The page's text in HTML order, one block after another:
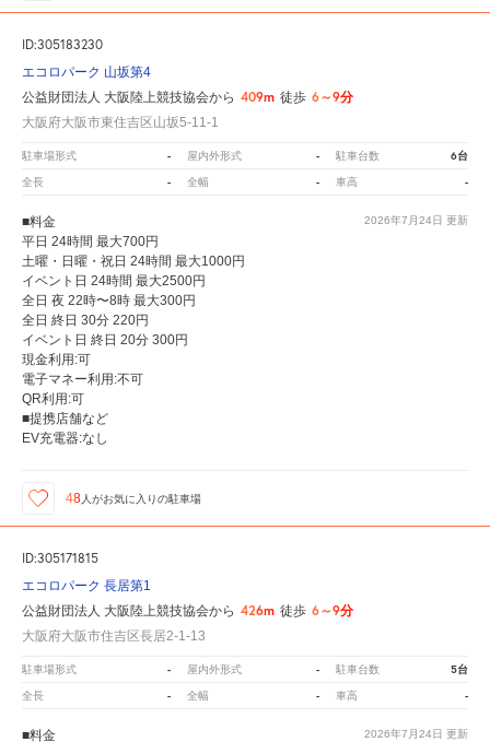
ID:305183230
エコロパーク 山坂第4
公益財団法人 大阪陸上競技協会から 409m 徒歩 6～9分
大阪府大阪市東住吉区山坂5-11-1
駐車場形式 - 屋内外形式 - 駐車台数 6台
全長 - 全幅 - 車高 -
2026年7月24日 更新
■料金
平日 24時間 最大700円
土曜・日曜・祝日 24時間 最大1000円
イベント日 24時間 最大2500円
全日 夜 22時〜8時 最大300円
全日 終日 30分 220円
イベント日 終日 20分 300円
現金利用:可
電子マネー利用:不可
QR利用:可
■提携店舗など
EV充電器:なし
48 人がお気に入りの駐車場
ID:305171815
エコロパーク 長居第1
公益財団法人 大阪陸上競技協会から 426m 徒歩 6～9分
大阪府大阪市住吉区長居2-1-13
駐車場形式 - 屋内外形式 - 駐車台数 5台
全長 - 全幅 - 車高 -
2026年7月24日 更新
■料金